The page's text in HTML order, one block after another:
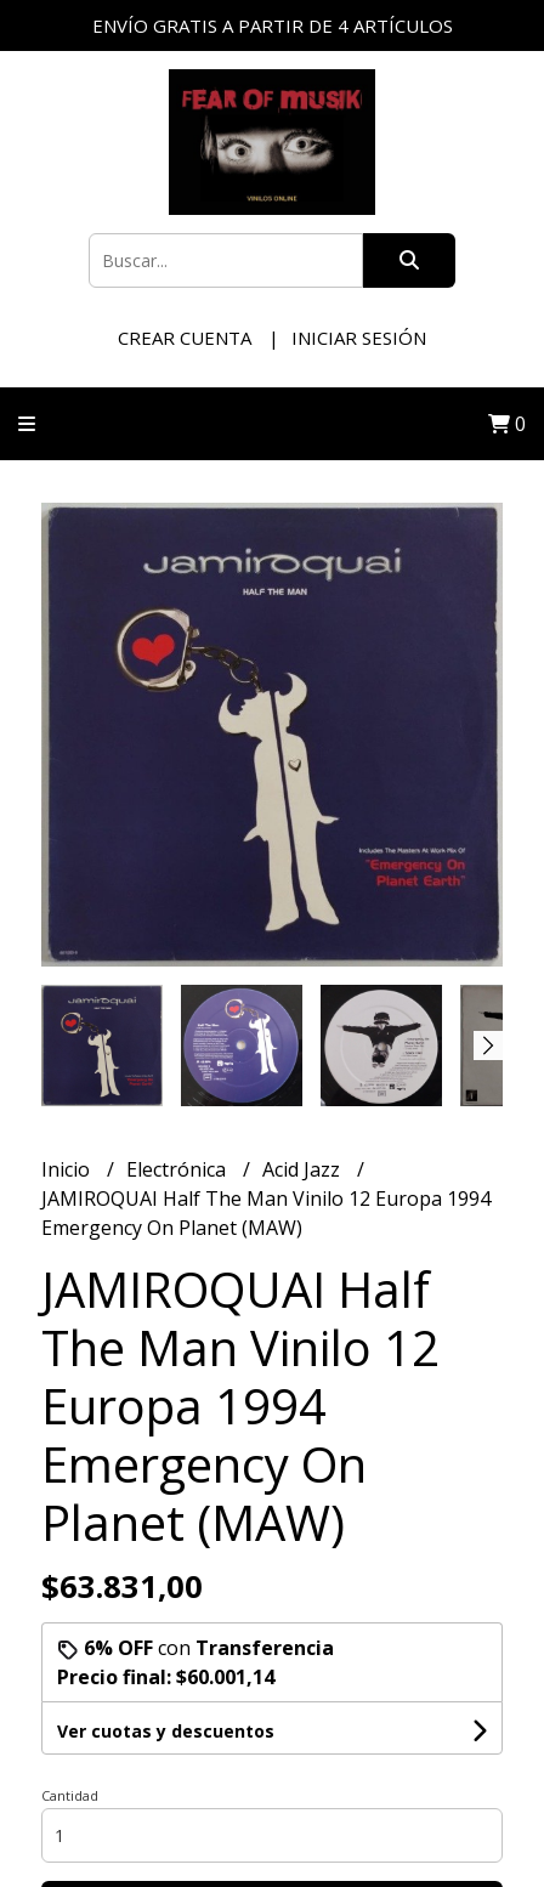
ENVÍO GRATIS A PARTIR DE 4 ARTÍCULOS
CREAR CUENTA INICIAR SESIÓN
0
Inicio Electrónica
Acid Jazz
JAMIROQUAI Half The Man Vinilo 12 Europa 1994
Emergency On Planet (MAW)
JAMIROQUAI Half
The Man Vinilo 12
Europa 1994
Emergency On
Planet (MAW)
$63.831,00
6% OFFcon Transferencia
Precio final:$60.001,14
Ver cuotas y descuentos
Cantidad